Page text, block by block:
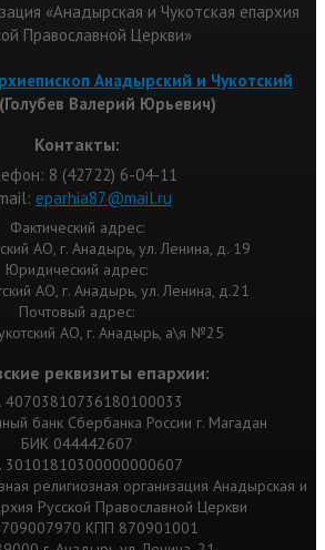
«Анадырская и Чукотская епархия
Православной Церкви»
Анадырский и Чукотский
(Голубев Валерий Юрьевич)
Контакты:
8 (42722) 6-04-11
eparhia87@mail.ru
Фактический адрес:
АО, г. Анадырь, ул. Ленина, д. 19
Юридический адрес:
АО, г. Анадырь, ул. Ленина, д.21
Почтовый адрес:
АО, г. Анадырь, а\я №25
реквизиты епархии:
40703810736180100033
банк Сбербанка России г. Магадан
БИК 044442607
30101810300000000607
религиозная организация Анадырская и
Русской Православной Церкви
КПП 870901001